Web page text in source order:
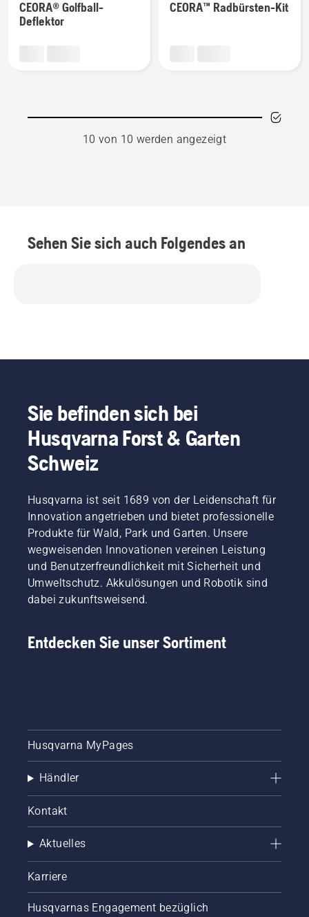
zu
CEORA®
CEORA® Golfball-
Deflektor
zuCEORA™ Radbürsten-Kit
10 von 10 werden angezeigt
Sehen Sie sich auch Folgendes an
Sie befinden sich bei
Husqvarna Forst & Garten
Schweiz
Husqvarna ist seit 1689 von der Leidenschaft für
Innovation angetrieben und bietet professionelle
Produkte für Wald, Park und Garten. Unsere
wegweisenden Innovationen vereinen Leistung
und Benutzerfreundlichkeit mit Sicherheit und
Umweltschutz. Akkulösungen und Robotik sind
dabei zukunftsweisend.
Entdecken Sie unser Sortiment
Husqvarna MyPages
Händler
Kontakt
Aktuelles
Karriere
Husqvarnas Engagement bezüglich